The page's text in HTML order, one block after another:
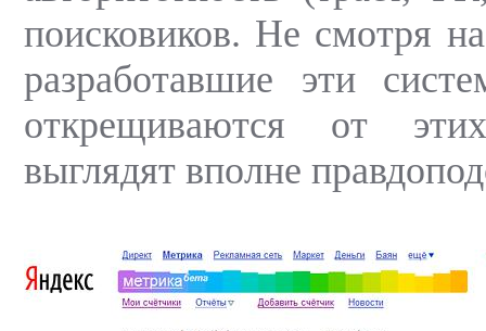
поисковиков. Не смотря
разработавшие эти
открещиваются от
выглядят вполне